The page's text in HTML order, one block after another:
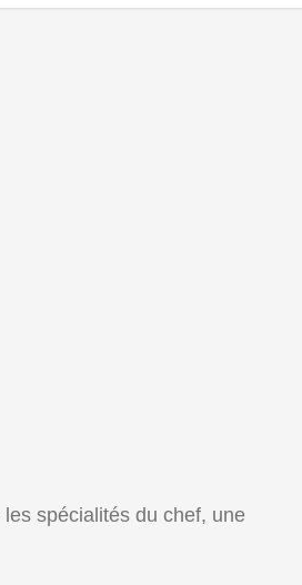
spécialités du chef, une